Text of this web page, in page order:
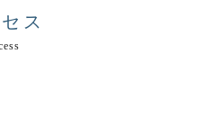
ス